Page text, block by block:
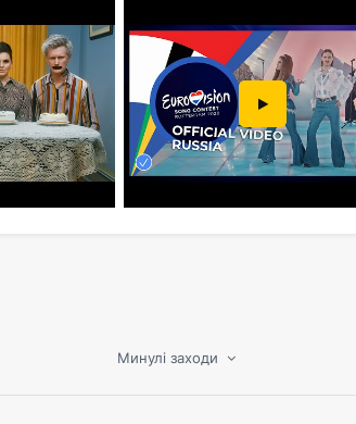
Минулі заходи